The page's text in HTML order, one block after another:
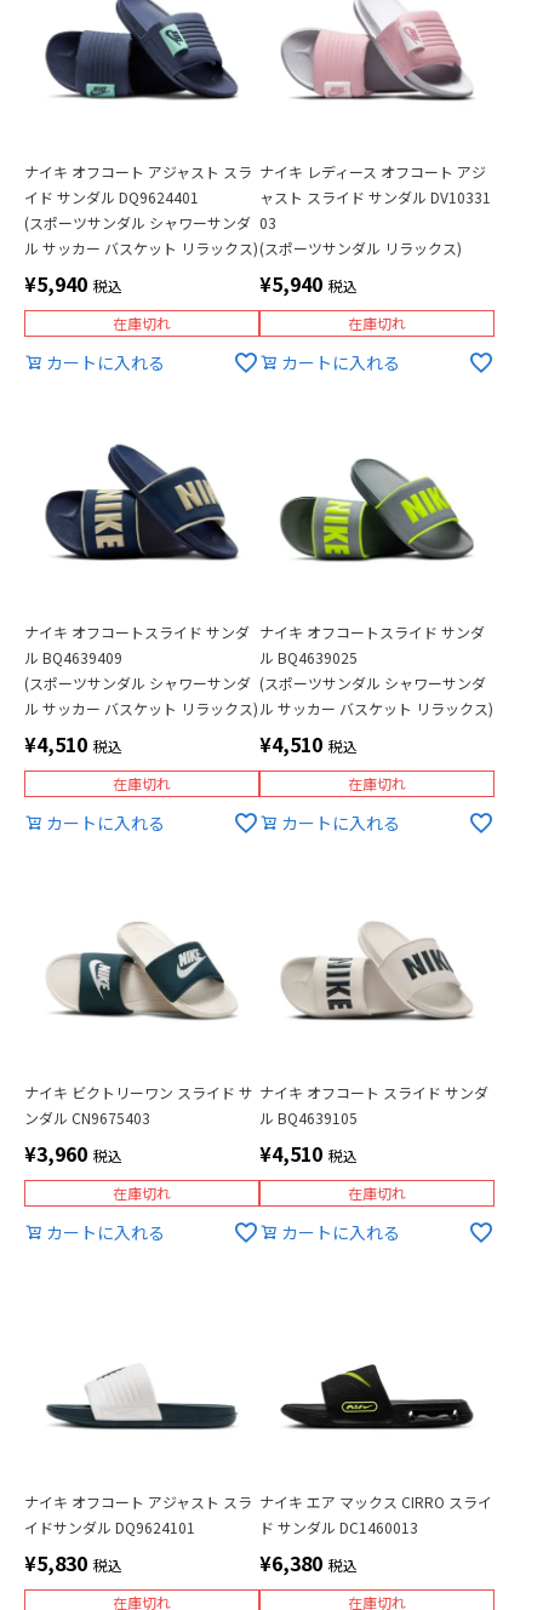
ナイキ オフコート アジャスト スラ
イド サンダル DQ9624401
(スポーツサンダル シャワーサンダ
ル サッカー バスケット リラックス)
¥5,940 税込
在庫切れ
カートに入れる
ナイキ レディース オフコート アジ
ャスト スライド サンダル DV10331
03
(スポーツサンダル リラックス)
¥5,940 税込
在庫切れ
カートに入れる
ナイキ オフコートスライド サンダ
ル BQ4639409
(スポーツサンダル シャワーサンダ
ル サッカー バスケット リラックス)
¥4,510 税込
在庫切れ
カートに入れる
ナイキ オフコートスライド サンダ
ル BQ4639025
(スポーツサンダル シャワーサンダ
ル サッカー バスケット リラックス)
¥4,510 税込
在庫切れ
カートに入れる
ナイキ ビクトリーワン スライド サ
ンダル CN9675403
¥3,960 税込
在庫切れ
カートに入れる
ナイキ オフコート スライド サンダ
ル BQ4639105
¥4,510 税込
在庫切れ
カートに入れる
ナイキ オフコート アジャスト スラ
イドサンダル DQ9624101
¥5,830 税込
在庫切れ
ナイキ エア マックス CIRRO スライ
ド サンダル DC1460013
¥6,380 税込
在庫切れ